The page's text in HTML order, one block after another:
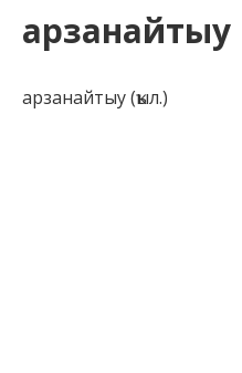
арзанайтыу
арзанайтыу (ҡыл.)